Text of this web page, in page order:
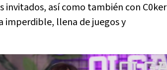
invitados, así como también con C0ker
imperdible, llena de juegos y